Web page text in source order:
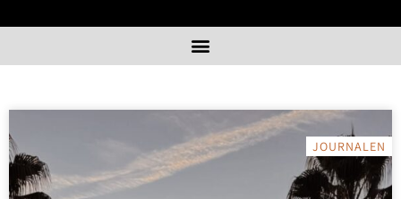
JOURNALEN